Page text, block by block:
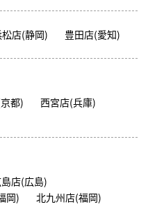
店(静岡) 豊田店(愛知)
都)
西宮店(兵庫)
店(広島)
岡)
北九州店(福岡)